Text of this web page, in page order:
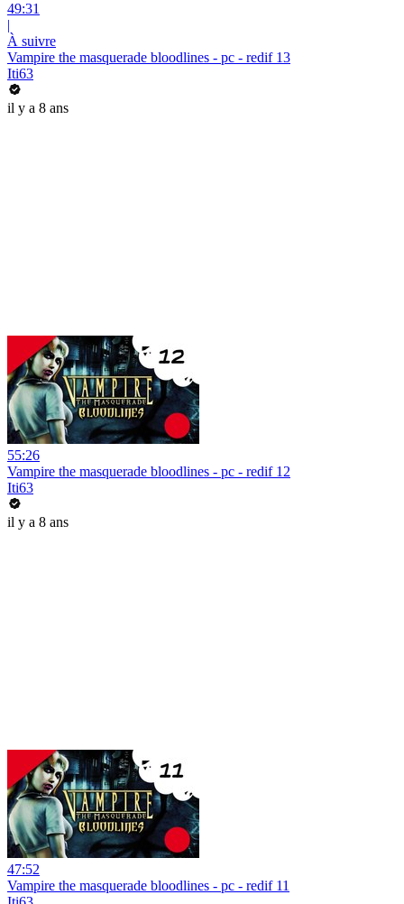
49:31
|
À suivre
Vampire the masquerade bloodlines - pc - redif 13
Iti63
il y a 8 ans
55:26
Vampire the masquerade bloodlines - pc - redif 12
Iti63
il y a 8 ans
47:52
Vampire the masquerade bloodlines - pc - redif 11